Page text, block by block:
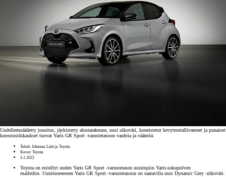
Uudelleensäädetty jousitus, jäykistetty alustarakenne, uusi ulkoväri, koneistetut kevytmetallivanteet ja punaiset
korostustikkaukset tuovat Yaris GR Sport -varustetasoon vauhtia ja vääntöä.
Teksti: Johanna Lätti ja Toyota
Kuvat: Toyota
3.1.2022
Toyota on esitellyt uuden Yaris GR Sport -varustetason uusimpiin Yaris-sukupolven
malleihin. Uunituoreeseen Yaris GR Sport -varustetasoon on saatavilla uusi Dynamic Grey -ulkoväri.